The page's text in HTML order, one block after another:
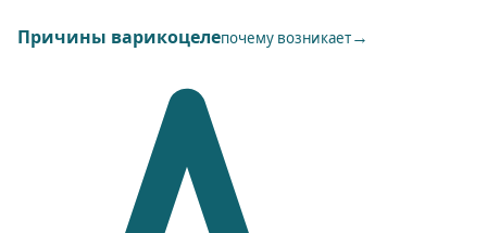
Причины варикоцелепочему возникает→